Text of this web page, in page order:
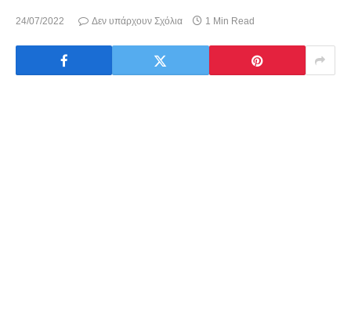
24/07/2022 Δεν υπάρχουν Σχόλια 1 Min Read